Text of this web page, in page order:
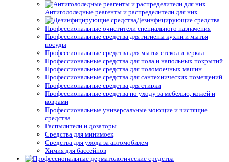
Антигололедные реагенты и распределители для них
Дезинфицирующие средства
Профессиональные очистители специального назначения
Профессиональные средства для гигиены кухни и мытья
посуды
Профессиональные средства для мытья стекол и зеркал
Профессиональные средства для пола и напольных покрытий
Профессиональные средства для поломоечных машин
Профессиональные средства для сантехнических помещений
Профессиональные средства для стирки
Профессиональные средства по уходу за мебелью, кожей и
коврами
Профессиональные универсальные моющие и чистящие
средства
Распылители и дозаторы
Средства для минимоек
Средства для ухода за автомобилем
Химия для бассейнов